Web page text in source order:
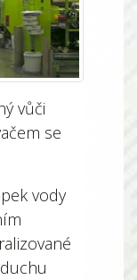
vůči
se
vody